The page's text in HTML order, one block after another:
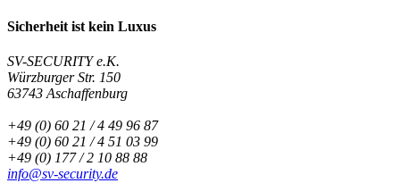
Sicherheit ist kein Luxus
SV-SECURITY e.K.
Würzburger Str. 150
63743 Aschaffenburg
+49 (0) 60 21 / 4 49 96 87
+49 (0) 60 21 / 4 51 03 99
+49 (0) 177 / 2 10 88 88
info@sv-security.de